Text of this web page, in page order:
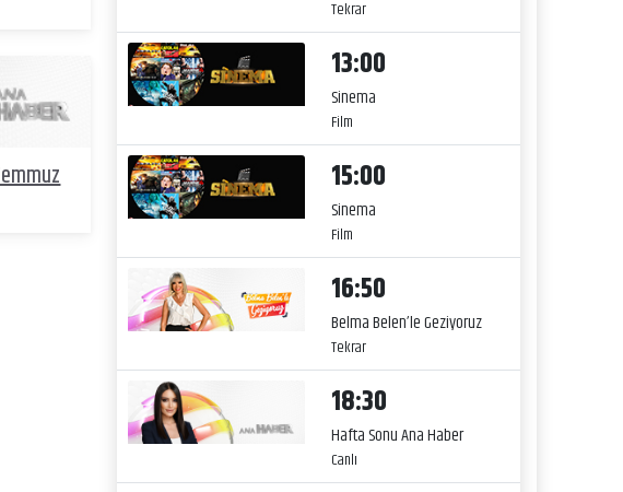
Tekrar
13:00
Sinema
Film
15:00
Sinema
Film
16:50
Belma Belen’le Geziyoruz
Tekrar
18:30
Hafta Sonu Ana Haber
Canlı